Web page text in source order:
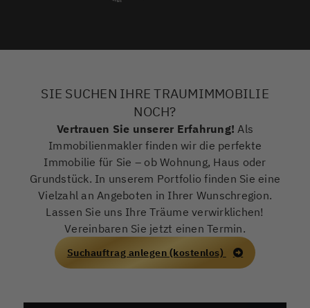
SIE SUCHEN IHRE TRAUMIMMOBILIE
NOCH?
Vertrauen Sie unserer Erfahrung! Als
Immobilienmakler finden wir die perfekte
Immobilie für Sie – ob Wohnung, Haus oder
Grundstück. In unserem Portfolio finden Sie eine
Vielzahl an Angeboten in Ihrer Wunschregion.
Lassen Sie uns Ihre Träume verwirklichen!
Vereinbaren Sie jetzt einen Termin.
Suchauftrag anlegen (kostenlos)